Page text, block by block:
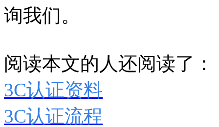
询我们。
阅读本文的人还阅读了：
3C认证资料
3C认证流程